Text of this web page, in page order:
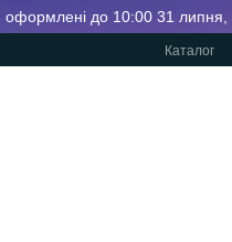
до 10:00 31 липня,
Каталог